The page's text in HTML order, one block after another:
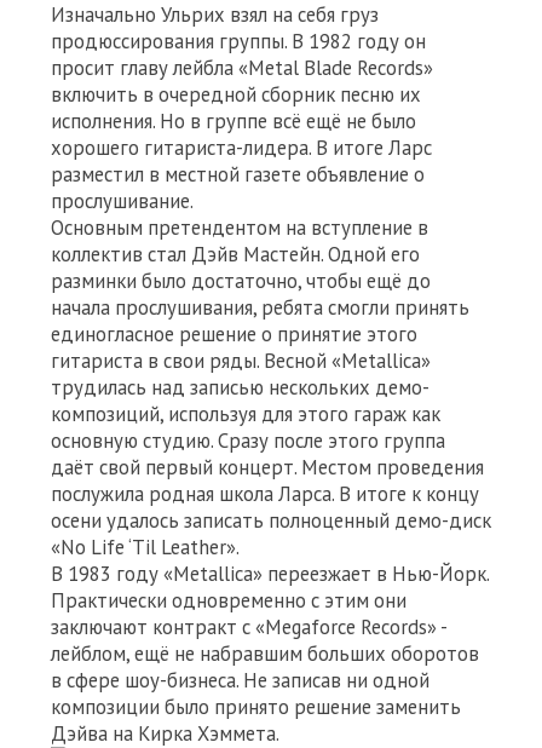
Изначально Ульрих взял на себя груз
продюссирования группы. В 1982 году он
просит главу лейбла «Metal Blade Records»
включить в очередной сборник песню их
исполнения. Но в группе всё ещё не было
хорошего гитариста-лидера. В итоге Ларс
разместил в местной газете объявление о
прослушивание.
Основным претендентом на вступление в
коллектив стал Дэйв Мастейн. Одной его
разминки было достаточно, чтобы ещё до
начала прослушивания, ребята смогли принять
единогласное решение о принятие этого
гитариста в свои ряды. Весной «Metallica»
трудилась над записью нескольких демо-
композиций, используя для этого гараж как
основную студию. Сразу после этого группа
даёт свой первый концерт. Местом проведения
послужила родная школа Ларса. В итоге к концу
осени удалось записать полноценный демо-диск
«No Life ‘Til Leather».
В 1983 году «Metallica» переезжает в Нью-Йорк.
Практически одновременно с этим они
заключают контракт с «Megaforce Records» -
лейблом, ещё не набравшим больших оборотов
в сфере шоу-бизнеса. Не записав ни одной
композиции было принято решение заменить
Дэйва на Кирка Хэммета.